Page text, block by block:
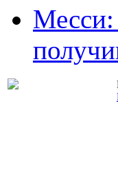
Месси: